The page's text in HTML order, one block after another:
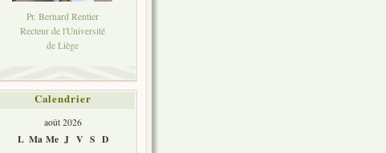
Pr. Bernard Rentier
Recteur de l'Université
de Liège
Calendrier
août 2026
L Ma Me J V S D